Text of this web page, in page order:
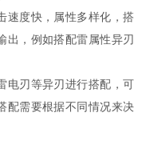
速度快，属性多样化，搭
出，例如搭配雷属性异刃
电刃等异刃进行搭配，可
配需要根据不同情况来决